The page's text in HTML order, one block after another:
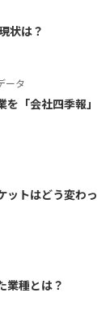
状は？
ータ
「会社四季報」
ットはどう変わっ
業種とは？